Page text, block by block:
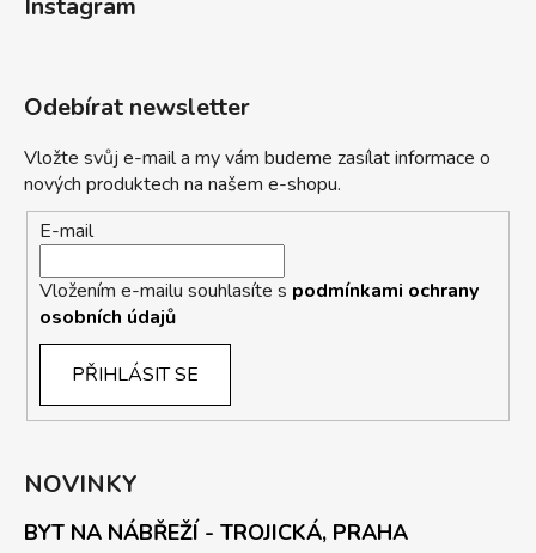
Odebírat newsletter
Vložte svůj e-mail a my vám budeme zasílat informace o
nových produktech na našem e-shopu.
E-mail
Vložením e-mailu souhlasíte s podmínkami ochrany
osobních údajů
PŘIHLÁSIT SE
NOVINKY
BYT NA NÁBŘEŽÍ - TROJICKÁ, PRAHA